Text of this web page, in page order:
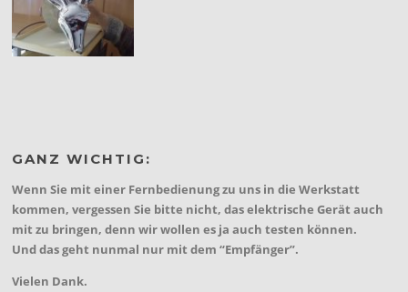
GANZ WICHTIG:
Wenn Sie mit einer Fernbedienung zu uns in die Werkstatt
kommen, vergessen Sie bitte nicht, das elektrische Gerät auch
mit zu bringen, denn wir wollen es ja auch testen können.
Und das geht nunmal nur mit dem “Empfänger”.
Vielen Dank.